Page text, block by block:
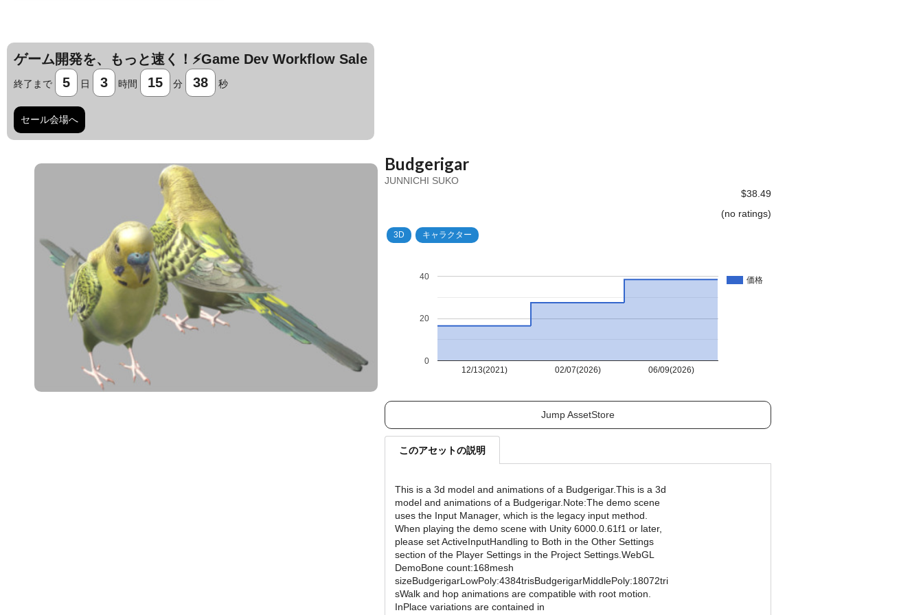
ゲーム開発を、もっと速く！⚡️Game Dev Workflow Sale
終了まで 5 日 3 時間 15 分 37 秒
セール会場へ
Budgerigar
JUNNICHI SUKO
$38.49
(no ratings)
3D キャラクター
価格
12/13(2021) 02/07(2026) 06/09(2026)
0
20
40
Jump AssetStore
このアセットの説明
This is a 3d model and animations of a Budgerigar.This is a 3d
model and animations of a Budgerigar.Note:The demo scene
uses the Input Manager, which is the legacy input method.
When playing the demo scene with Unity 6000.0.61f1 or later,
please set ActiveInputHandling to Both in the Other Settings
section of the Player Settings in the Project Settings.WebGL
DemoBone count:168mesh
sizeBudgerigarLowPoly:4384trisBudgerigarMiddlePoly:18072tri
sWalk and hop animations are compatible with root motion.
InPlace variations are contained in